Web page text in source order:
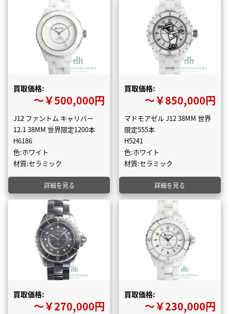
買取価格:
〜￥500,000円
J12 ファントム キャリバー
12.1 38MM 世界限定1200本
H6186
色:ホワイト
材質:セラミック
詳細を見る
買取価格:
〜￥850,000円
マドモアゼル J12 38MM 世界
限定555本
H5241
色:ホワイト
材質:セラミック
詳細を見る
買取価格:
〜￥270,000円
買取価格:
〜￥230,000円